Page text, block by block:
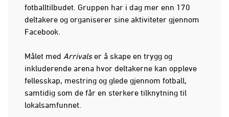
fotballtilbudet. Gruppen har i dag mer enn 170
deltakere og organiserer sine aktiviteter gjennom
Facebook.
Målet med Arrivalser å skape en trygg og
inkluderende arena hvor deltakerne kan oppleve
fellesskap, mestring og glede gjennom fotball,
samtidig som de får en sterkere tilknytning til
lokalsamfunnet.